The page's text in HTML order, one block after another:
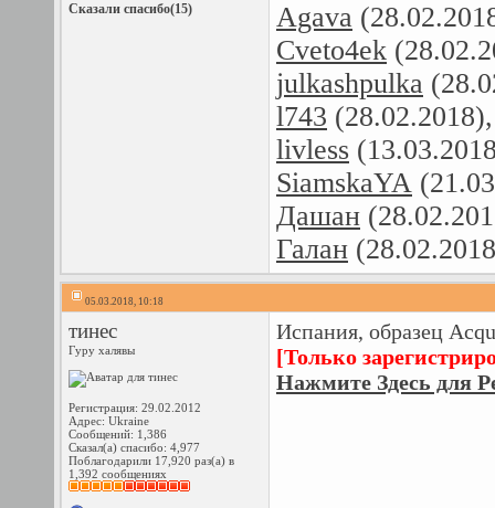
Сказали спасибо(15) Agava
Cveto4ek
julkashpulka
l743
livless
SiamskaYA
Дашан
Галан
05.03.2018, 10:18
тинес
Гуру халявы
Регистрация: 29.02.2012
Адрес: Ukraine
Сообщений: 1,386
Сказал(а) спасибо: 4,977
Поблагодарили 17,920 раз(а) в
1,392 сообщениях
Испания, образец
[Только
Нажмите Здесь для